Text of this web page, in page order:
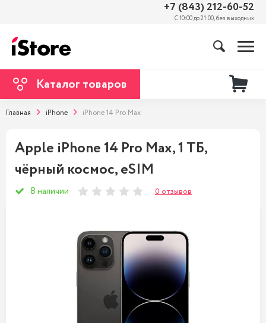
+7 (843) 212-60-52
С 10:00 до 21:00, без выходных
Каталог товаров
Главная iPhone iPhone 14 Pro Max
Apple iPhone 14 Pro Max, 1 ТБ,
чёрный космос, eSIM
В наличии 0 отзывов